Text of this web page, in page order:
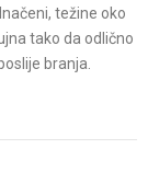
težine oko
tako da odlično
branja.